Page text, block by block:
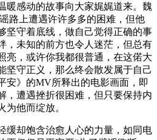
暖感动的故事向大家娓娓道来。魏
路上遭遇许许多多的困难，但他
坚守着底线，做自己觉得正确的事
，未知的前方也令人迷茫，但总有
亮，或许你我都很普通，在这偌大
坚守正义，那么终会散发属于自己
安》的MV所释出的电影画面，即
，遭遇挫折很困难，但只要保持内
为他而绽放。
缓却饱含治愈人心的力量，如同电